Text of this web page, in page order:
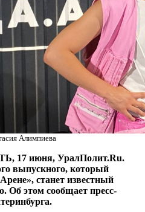
Алимпиева
июня, УралПолит.Ru.
выпускного, который
станет известный
Об этом сообщает пресс-